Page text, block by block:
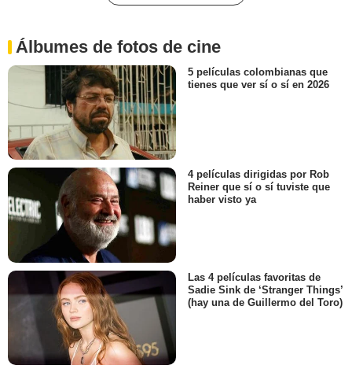
Álbumes de fotos de cine
5 películas colombianas que
tienes que ver sí o sí en 2026
4 películas dirigidas por Rob
Reiner que sí o sí tuviste que
haber visto ya
Las 4 películas favoritas de
Sadie Sink de ‘Stranger Things’
(hay una de Guillermo del Toro)